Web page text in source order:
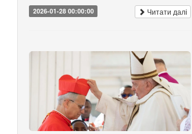
2026-01-28 00:00:00 Читати далі